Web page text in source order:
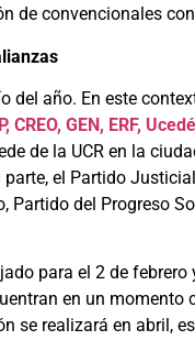
de convencionales
del año. En este
CREO, GEN, ERF,
de la UCR en la
el Partido
Partido del Progreso
para el 2 de
en un
se realizará en abril,